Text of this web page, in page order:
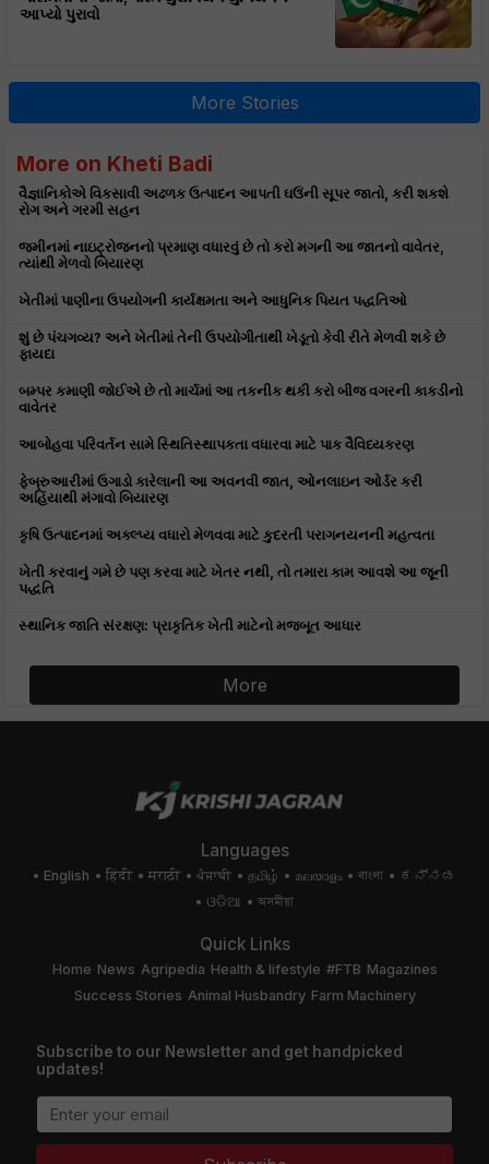
આપ્યો પુરાવો
More Stories
More on Kheti Badi
વૈજ્ઞાનિકોએ વિકસાવી અઢળક ઉત્પાદન આપતી ઘઉંની સૂપર જાતો, કરી શકશે
રોગ અને ગરમી સહન
જમીનમાં નાઇટ્રોજનનો પ્રમાણ વધારવું છે તો કરો મગની આ જાતનો વાવેતર,
ત્યાંથી મેળવો બિયારણ
ખેતીમાં પાણીના ઉપયોગની કાર્યક્ષમતા અને આધુનિક પિયત પદ્ધતિઓ
શું છે પંચગવ્ય? અને ખેતીમાં તેની ઉપયોગીતાથી ખેડૂતો કેવી રીતે મેળવી શકે છે
ફાયદા
બમ્પર કમાણી જોઈએ છે તો માર્ચમાં આ તકનીક થકી કરો બીજ વગરની કાકડીનો
વાવેતર
આબોહવા પરિવર્તન સામે સ્થિતિસ્થાપકતા વધારવા માટે પાક વૈવિધ્યકરણ
ફેબ્રુઆરીમાં ઉગાડો કારેલાની આ અવનવી જાત, ઓનલાઇન ઓર્ડર કરી
અહિંયાથી મંગાવો બિયારણ
કૃષિ ઉત્પાદનમાં અક્લ્પ્ય વધારો મેળવવા માટે કુદરતી પરાગનયનની મહત્વતા
ખેતી કરવાનું ગમે છે પણ કરવા માટે ખેતર નથી, તો તમારા કામ આવશે આ જૂની
પદ્ધતિ
સ્થાનિક જાતિ સંરક્ષણ: પ્રાકૃતિક ખેતી માટેનો મજબૂત આધાર
More
Languages
English हिंदी मराठी ਪੰਜਾਬੀ தமிழ் മലയാളം বাংলা
ಕನ್ನಡ
ଓଡିଆ
অসমীয়া
Quick Links
Home News Agripedia Health & lifestyle #FTB Magazines
Success Stories Animal Husbandry Farm Machinery
Subscribe to our Newsletter and get handpicked
updates!